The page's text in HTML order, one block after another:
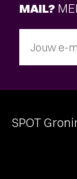
MAIL?
Jouw e-
SPOT